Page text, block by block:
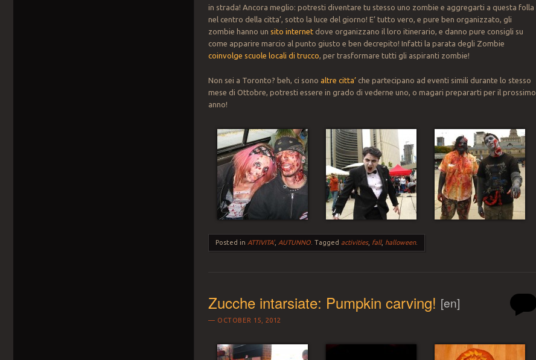
in strada! Ancora meglio: potresti diventare tu stesso uno zombie e aggregarti a questa folla
nel centro della citta’, sotto la luce del giorno! E’ tutto vero, e pure ben organizzato, gli
zombie hanno unsito internetdove organizzano il loro itinerario, e danno pure consigli su
come apparire marcio al punto giusto e ben decrepito! Infatti la parata degli Zombie
coinvolge scuole locali di trucco , per trasformare tutti gli aspiranti zombie!
Non sei a Toronto? beh, ci sono altre citta’che partecipano ad eventi simili durante lo stesso
mese di Ottobre, potresti essere in grado di vederne uno, o magari prepararti per il prossimo
anno!
Posted in ATTIVITA', AUTUNNO .Tagged activities, fall, halloween.
Zucche intarsiate: Pumpkin carving! [en]
OCTOBER 15, 2012